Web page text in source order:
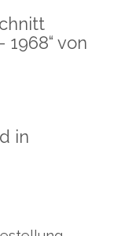
1968“ von
in